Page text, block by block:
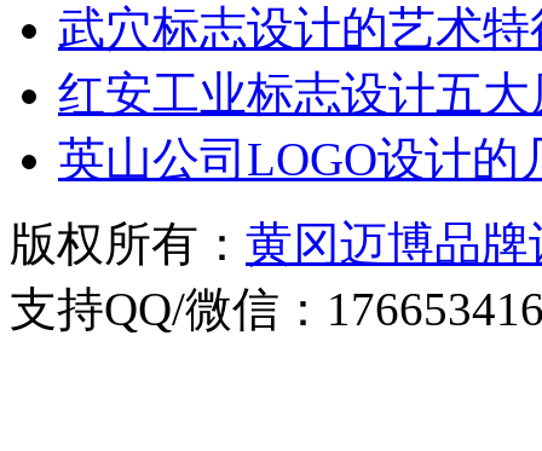
武穴标志设计的艺术
红安工业标志设计五大
英山公司LOGO设计的
版权所有： 黄冈迈博品
支持QQ/微信：